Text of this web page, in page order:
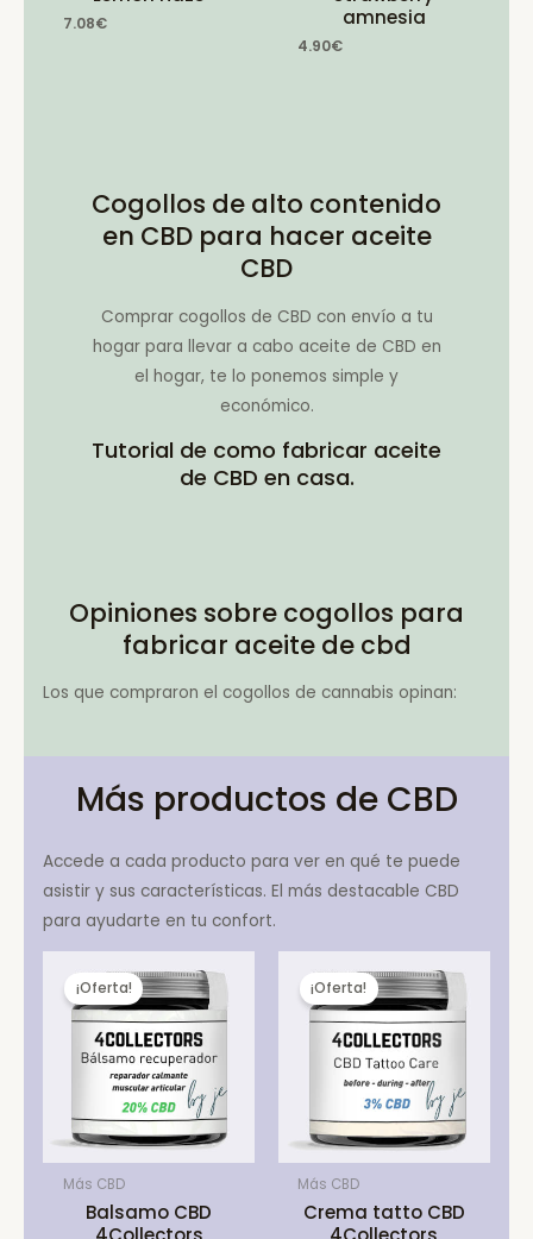
7.08€
amnesia
4.90€
Cogollos de alto contenido
en CBD para hacer aceite
CBD
Comprar cogollos de CBD con envío a tu
hogar para llevar a cabo aceite de CBD en
el hogar, te lo ponemos simple y
económico.
Tutorial de como fabricar aceite
de CBD en casa.
Opiniones sobre cogollos para
fabricar aceite de cbd
Los que compraron el cogollos de cannabis opinan:
Más productos de CBD
Accede a cada producto para ver en qué te puede
asistir y sus características. El más destacable CBD
para ayudarte en tu confort.
¡Oferta!
Más CBD
Balsamo CBD
¡Oferta!
Más CBD
Crema tatto CBD